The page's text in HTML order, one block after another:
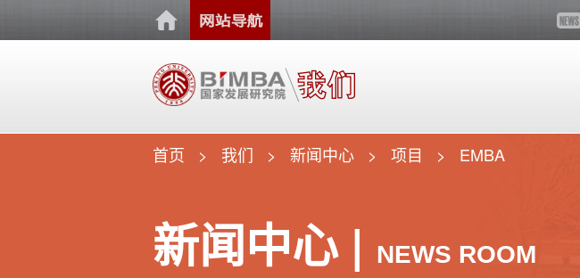
首页 我们 新闻中心 项目 EMBA
新闻中心 | NEWS ROOM